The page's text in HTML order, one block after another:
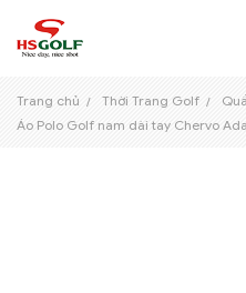
Trang chủ Thời Trang Golf
Áo Polo Golf nam dài tay Chervo